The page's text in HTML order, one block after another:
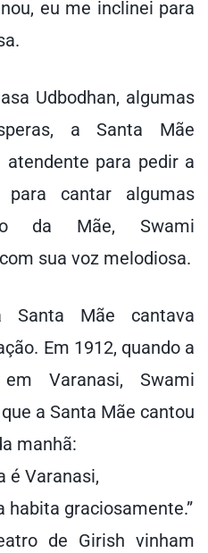
eu me inclinei para
Udbodhan, algumas
a Santa Mãe
para pedir a
para cantar algumas
da Mãe, Swami
sua voz melodiosa.
Santa Mãe cantava
Em 1912, quando a
Varanasi, Swami
a Santa Mãe cantou
manhã:
é Varanasi,
habita graciosamente.”
de Girish vinham